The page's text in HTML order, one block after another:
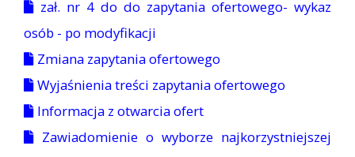
zał. nr 4 do do zapytania ofertowego- wykaz
osób - po modyfikacji
Zmiana zapytania ofertowego
Wyjaśnienia treści zapytania ofertowego
Informacja z otwarcia ofert
Zawiadomienie o wyborze najkorzystniejszej